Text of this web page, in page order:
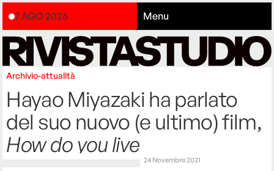
7 AGO 2026 Menu
Archivio-attualità
Hayao Miyazaki ha parlato
del suo nuovo (e ultimo) film,
How do you live
24 Novembre 2021